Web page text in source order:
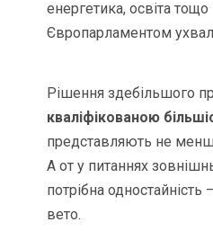
енергетика, освіта тощо
Європарламентом
Рішення здебільшого
кваліфікованою
представляють не
А от у питаннях
потрібна
вето.